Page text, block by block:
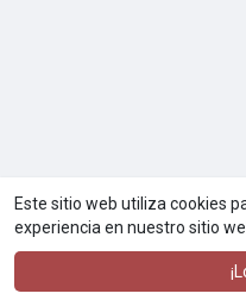
Este sitio web utiliza cookies
experiencia en nuestro sitio